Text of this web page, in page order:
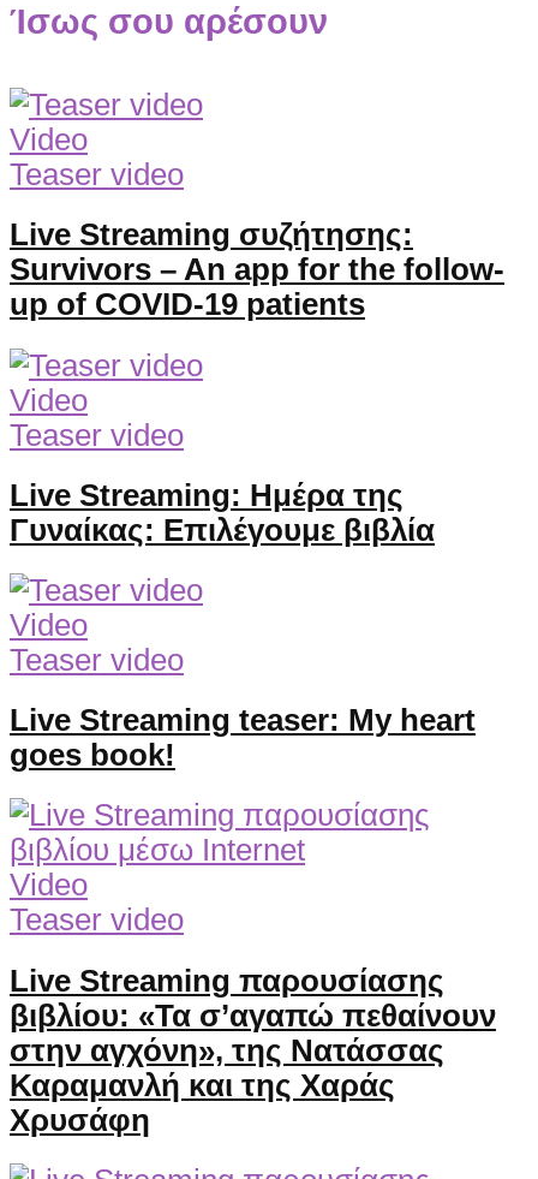
Ίσως σου αρέσουν
Video
Teaser video
Live Streaming συζήτησης:
Survivors – An app for the follow-
up of COVID-19 patients
Video
Teaser video
Live Streaming: Ημέρα της
Γυναίκας: Επιλέγουμε βιβλία
Video
Teaser video
Live Streaming teaser: My heart
goes book!
Video
Teaser video
Live Streaming παρουσίασης
βιβλίου: «Τα σ’αγαπώ πεθαίνουν
στην αγχόνη», της Νατάσσας
Καραμανλή και της Χαράς
Χρυσάφη